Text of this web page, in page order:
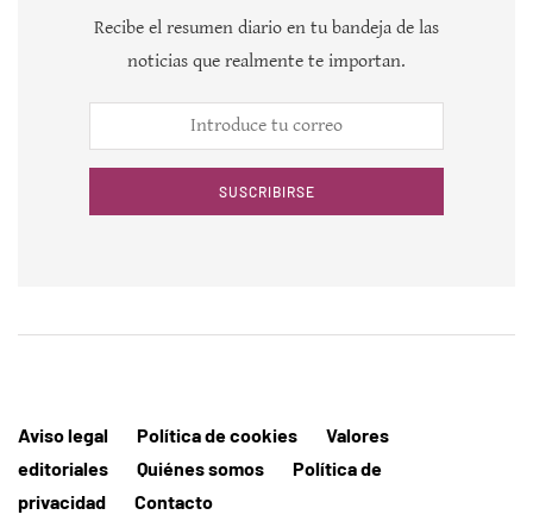
Recibe el resumen diario en tu bandeja de las
noticias que realmente te importan.
SUSCRIBIRSE
Aviso legal Política de cookies
Valores
editoriales
Quiénes somos
Política de
privacidad
Contacto